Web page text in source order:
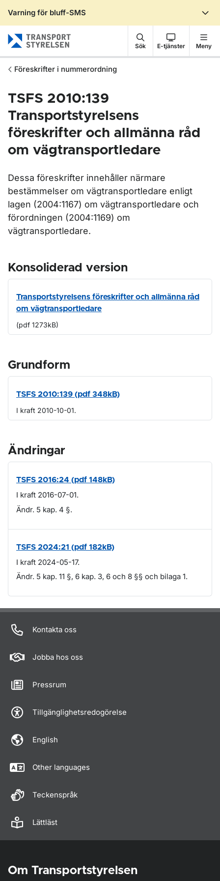
Varning för bluff-SMS
Sök E-tjänster Meny
Föreskrifter i nummerordning
TSFS 2010:139
Transportstyrelsens
föreskrifter och allmänna råd
om vägtransportledare
Dessa föreskrifter innehåller närmare
bestämmelser om vägtransportledare enligt
lagen (2004:1167) om vägtransportledare och
förordningen (2004:1169) om
vägtransportledare.
Konsoliderad version
Transportstyrelsens föreskrifter och allmänna råd
om vägtransportledare
(pdf 1273kB)
Grundform
TSFS 2010:139 (pdf 348kB)
I kraft 2010-10-01.
Ändringar
TSFS 2016:24 (pdf 148kB)
I kraft 2016-07-01.
Ändr. 5 kap. 4 §.
TSFS 2024:21 (pdf 182kB)
I kraft 2024-05-17.
Ändr. 5 kap. 11 §, 6 kap. 3, 6 och 8 §§ och bilaga 1.
Om sidan
Kontakta oss
Jobba hos oss
Pressrum
Tillgänglighetsredogörelse
English
Other languages
Teckenspråk
Lättläst
Om Transportstyrelsen